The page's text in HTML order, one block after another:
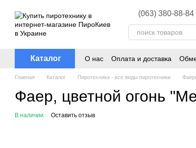
(063) 380-88-84
Каталог О нас Оплата и доставка
Главная Каталог Пиротехника - все виды пиротехники
Фаер, цветной огонь
В наличии Оставить отзыв